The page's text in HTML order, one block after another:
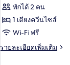
เตียง,
ปลอด
บุหรี่
ห้อง
พัก,
เตียง
ควีน
พักได้ 2 คน
1 เตียงควีนไซส์
Wi-Fi ฟรี
รายละเอียดเพิ่มเติม
ราย